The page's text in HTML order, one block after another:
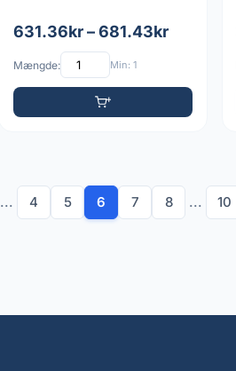
631.36kr – 681.43kr
Mængde: Min: 1
... 4 5 6 7 8 ... 10